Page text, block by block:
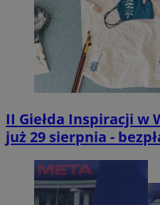
II Giełda Inspiracji w
już 29 sierpnia -